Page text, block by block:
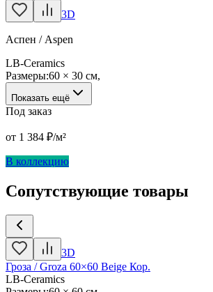
3D
Аспен / Aspen
LB-Ceramics
Размеры:60 × 30 см,
Показать ещё
Под заказ
от 1 384 ₽/м²
В коллекцию
Сопутствующие товары
3D
Гроза / Groza 60×60 Beige Кор.
LB-Ceramics